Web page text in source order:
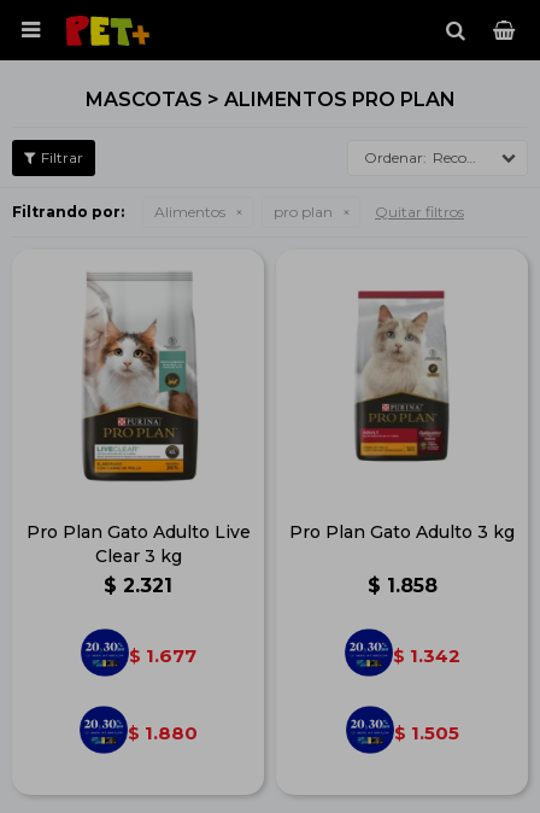

MASCOTAS > ALIMENTOS PRO PLAN
Recomendados
Filtrando por: Alimentos pro plan Quitar filtros
Pro Plan Gato Adulto Live
Clear 3 kg
$ 2.321
$ 1.677
$ 1.880
Pro Plan Gato Adulto 3 kg
$ 1.858
$ 1.342
$ 1.505